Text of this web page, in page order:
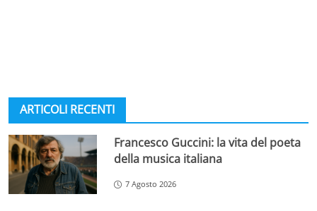
ARTICOLI RECENTI
Francesco Guccini: la vita del poeta
della musica italiana
7 Agosto 2026